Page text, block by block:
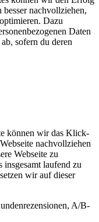
nachvollziehen,
Dazu
Daten
sofern du deren
können wir das Klick-
nachvollziehen
Webseite zu
insgesamt laufend zu
wir auf dieser
A/B-